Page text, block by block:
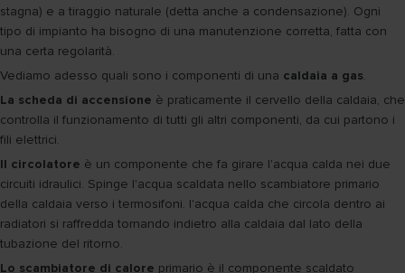
stagna) e a tiraggio naturale (detta anche a condensazione). Ogni
tipo di impianto ha bisogno di una manutenzione corretta, fatta con
una certa regolarità.
Vediamo adesso quali sono i componenti di una caldaia a gas.
La scheda di accensione è praticamente il cervello della caldaia, che
controlla il funzionamento di tutti gli altri componenti, da cui partono i
fili elettrici.
Il circolatore è un componente che fa girare l'acqua calda nei due
circuiti idraulici. Spinge l'acqua scaldata nello scambiatore primario
della caldaia verso i termosifoni. l'acqua calda che circola dentro ai
radiatori si raffredda tornando indietro alla caldaia dal lato della
tubazione del ritorno.
Lo scambiatore di calore primario è il componente scaldato